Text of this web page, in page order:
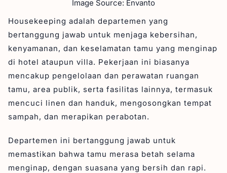
Image Source: Envanto
Housekeeping adalah departemen yang
bertanggung jawab untuk menjaga kebersihan,
kenyamanan, dan keselamatan tamu yang menginap
di hotel ataupun villa. Pekerjaan ini biasanya
mencakup pengelolaan dan perawatan ruangan
tamu, area publik, serta fasilitas lainnya, termasuk
mencuci linen dan handuk, mengosongkan tempat
sampah, dan merapikan perabotan.
Departemen ini bertanggung jawab untuk
memastikan bahwa tamu merasa betah selama
menginap, dengan suasana yang bersih dan rapi.